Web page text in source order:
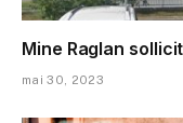
Mine Raglan
mai 30, 2023